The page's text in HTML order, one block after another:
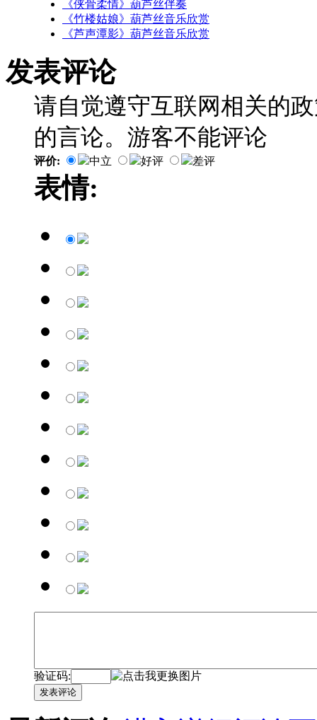
《侠骨柔情》葫芦丝伴奏
《竹楼姑娘》葫芦丝音乐欣赏
《芦声潭影》葫芦丝音乐欣赏
发表评论
请自觉遵守互联网相关的
的言论。游客不能评论
评价: 中立 好评 差评
表情:
验证码:
发表评论